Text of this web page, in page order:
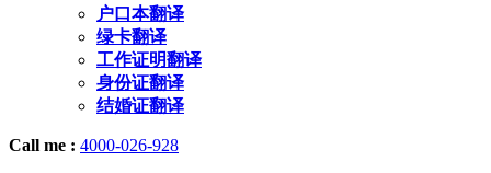
户口本翻译
绿卡翻译
工作证明翻译
身份证翻译
结婚证翻译
Call me : 4000-026-928